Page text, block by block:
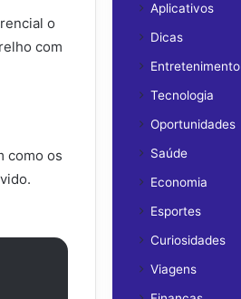
o
com
como os
Aplicativos
Dicas
Entretenimento
Tecnologia
Oportunidades
Saúde
Economia
Esportes
Curiosidades
Viagens